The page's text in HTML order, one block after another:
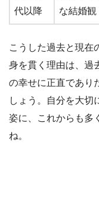
代以降
な結婚観
こうした過去と現在
身を貫く理由は、過
の幸せに正直であり
しょう。自分を大切
姿に、これからも多
ね。